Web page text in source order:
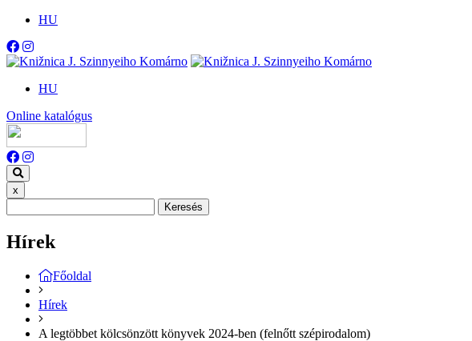
HU
HU
Online katalógus
x
Keresés
Hírek
Főoldal
Hírek
A legtöbbet kölcsönzött könyvek 2024-ben (felnőtt szépirodalom)